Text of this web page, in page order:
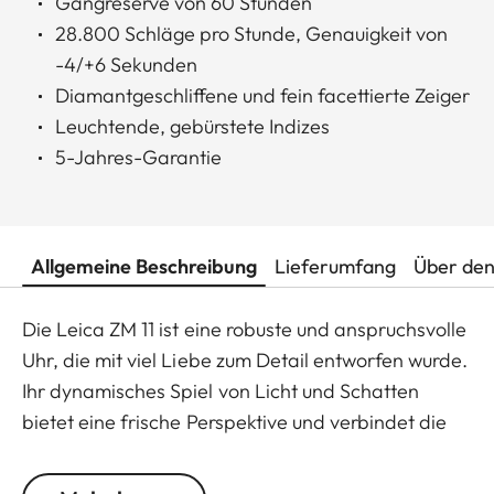
28.800 Schläge pro Stunde, Genauigkeit von
-4/+6 Sekunden
Diamantgeschliffene und fein facettierte Zeiger
Leuchtende, gebürstete Indizes
5-Jahres-Garantie
Allgemeine Beschreibung Lieferumfang Über
Die Leica ZM 11 ist eine robuste und anspruchsvolle
Uhr, die mit viel Liebe zum Detail entworfen wurde.
Ihr dynamisches Spiel von Licht und Schatten
bietet eine frische Perspektive und verbindet die
Fotografie.